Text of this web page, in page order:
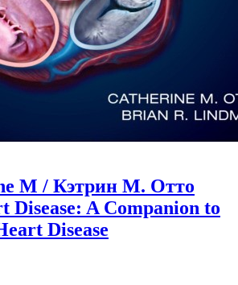
M / Кэтрин М. Отто
Disease: A Companion to
Disease